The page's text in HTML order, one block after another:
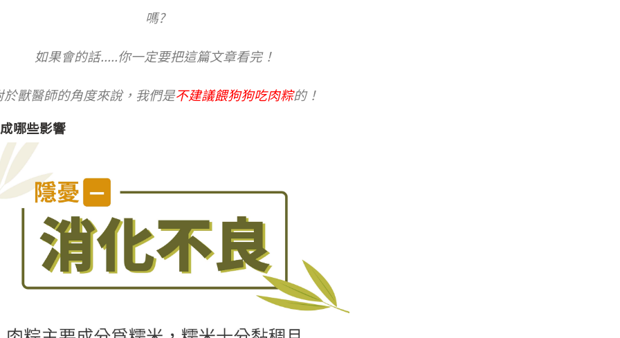
嗎?
如果會的話.....你一定要把這篇文章看完！
於獸醫師的角度來說， 我們是不建議餵狗狗吃肉粽的！
哪些影響